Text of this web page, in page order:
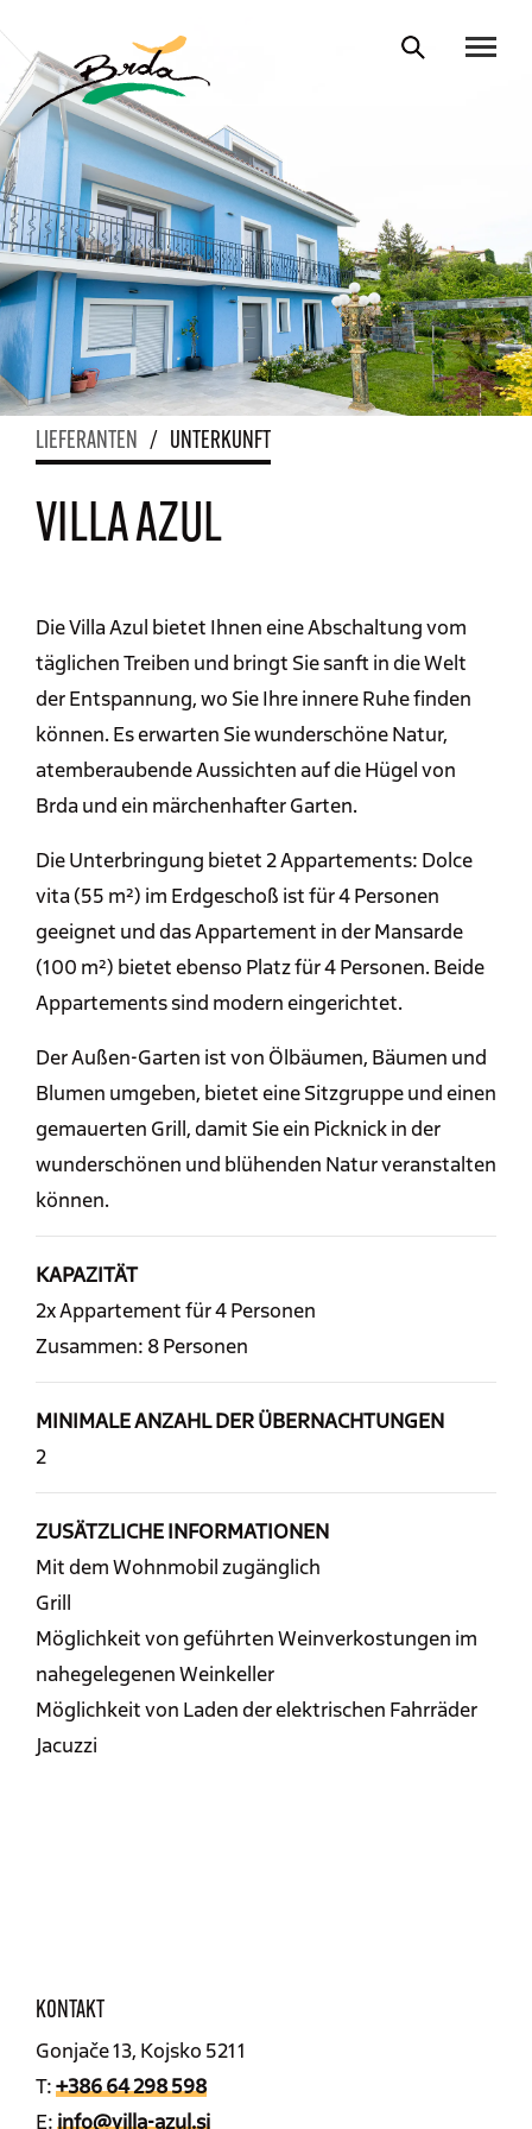
LIEFERANTEN / UNTERKUNFT
VILLA AZUL
Die Villa Azul bietet Ihnen eine Abschaltung vom
täglichen Treiben und bringt Sie sanft in die Welt
der Entspannung, wo Sie Ihre innere Ruhe finden
können. Es erwarten Sie wunderschöne Natur,
atemberaubende Aussichten auf die Hügel von
Brda und ein märchenhafter Garten.
Die Unterbringung bietet 2 Appartements: Dolce
vita (55 m²) im Erdgeschoß ist für 4 Personen
geeignet und das Appartement in der Mansarde
(100 m²) bietet ebenso Platz für 4 Personen. Beide
Appartements sind modern eingerichtet.
Der Außen-Garten ist von Ölbäumen, Bäumen und
Blumen umgeben, bietet eine Sitzgruppe und einen
gemauerten Grill, damit Sie ein Picknick in der
wunderschönen und blühenden Natur veranstalten
können.
KAPAZITÄT
2x Appartement für 4 Personen
Zusammen: 8 Personen
MINIMALE ANZAHL DER ÜBERNACHTUNGEN
2
ZUSÄTZLICHE INFORMATIONEN
Mit dem Wohnmobil zugänglich
Grill
Möglichkeit von geführten Weinverkostungen im
nahegelegenen Weinkeller
Möglichkeit von Laden der elektrischen Fahrräder
Jacuzzi
KONTAKT
Gonjače 13, Kojsko 5211
T:+386 64 298 598
E:info@villa-azul.si